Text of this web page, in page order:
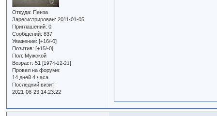
Откуда: Пенза
Зарегистрирован: 2011-01-05
Приглашений: 0
Сообщений: 837
Уважение: [+16/-0]
Позитив: [+15/-0]
Пол: Мужской
Возраст: 51[1974-12-21]
Провел на форуме:
14 дней 4 часа
Последний визит:
2021-08-23 14:23:22